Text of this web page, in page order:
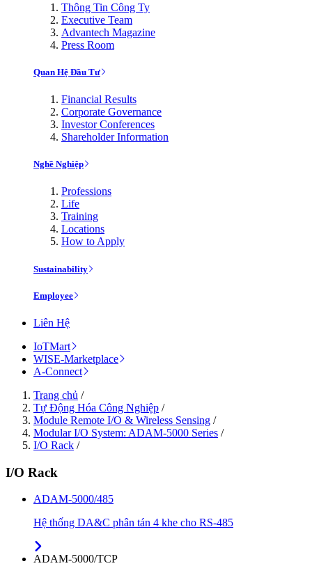
Thông Tin Công Ty
Executive Team
Advantech Magazine
Press Room
Quan Hệ Đầu Tư
Financial Results
Corporate Governance
Investor Conferences
Shareholder Information
Nghề Nghiệp
Professions
Life
Training
Locations
How to Apply
Sustainability
Employee
Liên Hệ
IoTMart
WISE-Marketplace
A-Connect
Trang chủ /
Tự Động Hóa Công Nghiệp /
Module Remote I/O & Wireless Sensing /
Modular I/O System: ADAM-5000 Series /
I/O Rack /
I/O Rack
ADAM-5000/485
Hệ thống DA&C phân tán 4 khe cho RS-485
ADAM-5000/TCP